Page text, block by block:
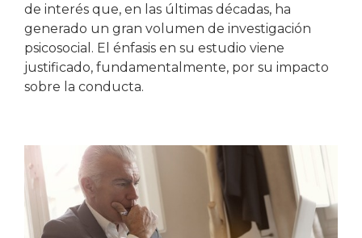
de interés que, en las últimas décadas, ha
generado un gran volumen de investigación
psicosocial. El énfasis en su estudio viene
justificado, fundamentalmente, por su impacto
sobre la conducta.